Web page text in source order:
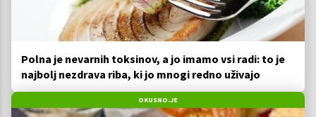
Polna je nevarnih toksinov, a jo imamo vsi radi: to je
najbolj nezdrava riba, ki jo mnogi redno uživajo
OKUSNO.JE